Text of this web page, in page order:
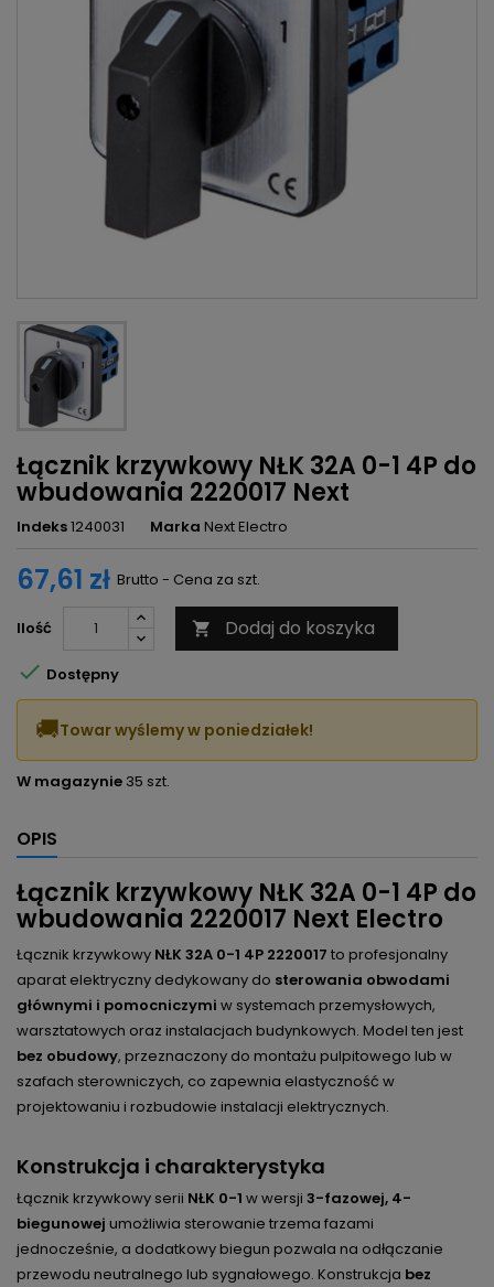
Łącznik krzywkowy NŁK 32A 0-1 4P do
wbudowania 2220017 Next
Indeks1240031 Marka Next Electro
67,61 zł Brutto - Cena za szt.
Ilość  Dodaj do koszyka
 Dostępny
🚚Towar wyślemy w poniedziałek!
W magazynie 35 szt.
OPIS
Łącznik krzywkowy NŁK 32A 0-1 4P do
wbudowania 2220017 Next Electro
Łącznik krzywkowy NŁK 32A 0-1 4P 2220017 to profesjonalny
aparat elektryczny dedykowany do sterowania obwodami
głównymi i pomocniczymi w systemach przemysłowych,
warsztatowych oraz instalacjach budynkowych. Model ten jest
bez obudowy, przeznaczony do montażu pulpitowego lub w
szafach sterowniczych, co zapewnia elastyczność w
projektowaniu i rozbudowie instalacji elektrycznych.
Konstrukcja i charakterystyka
Łącznik krzywkowy serii NŁK 0-1 w wersji 3-fazowej, 4-
biegunowej umożliwia sterowanie trzema fazami
jednocześnie, a dodatkowy biegun pozwala na odłączanie
przewodu neutralnego lub sygnałowego. Konstrukcja bez